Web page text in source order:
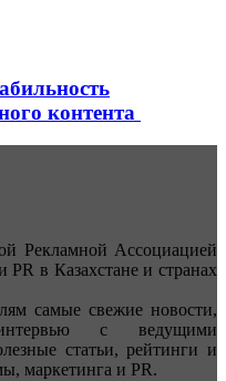
контента
Рекламной Ассоциацией
в Казахстане и странах
самые свежие новости,
с ведущими
статьи, рейтинги и
маркетинга и PR.